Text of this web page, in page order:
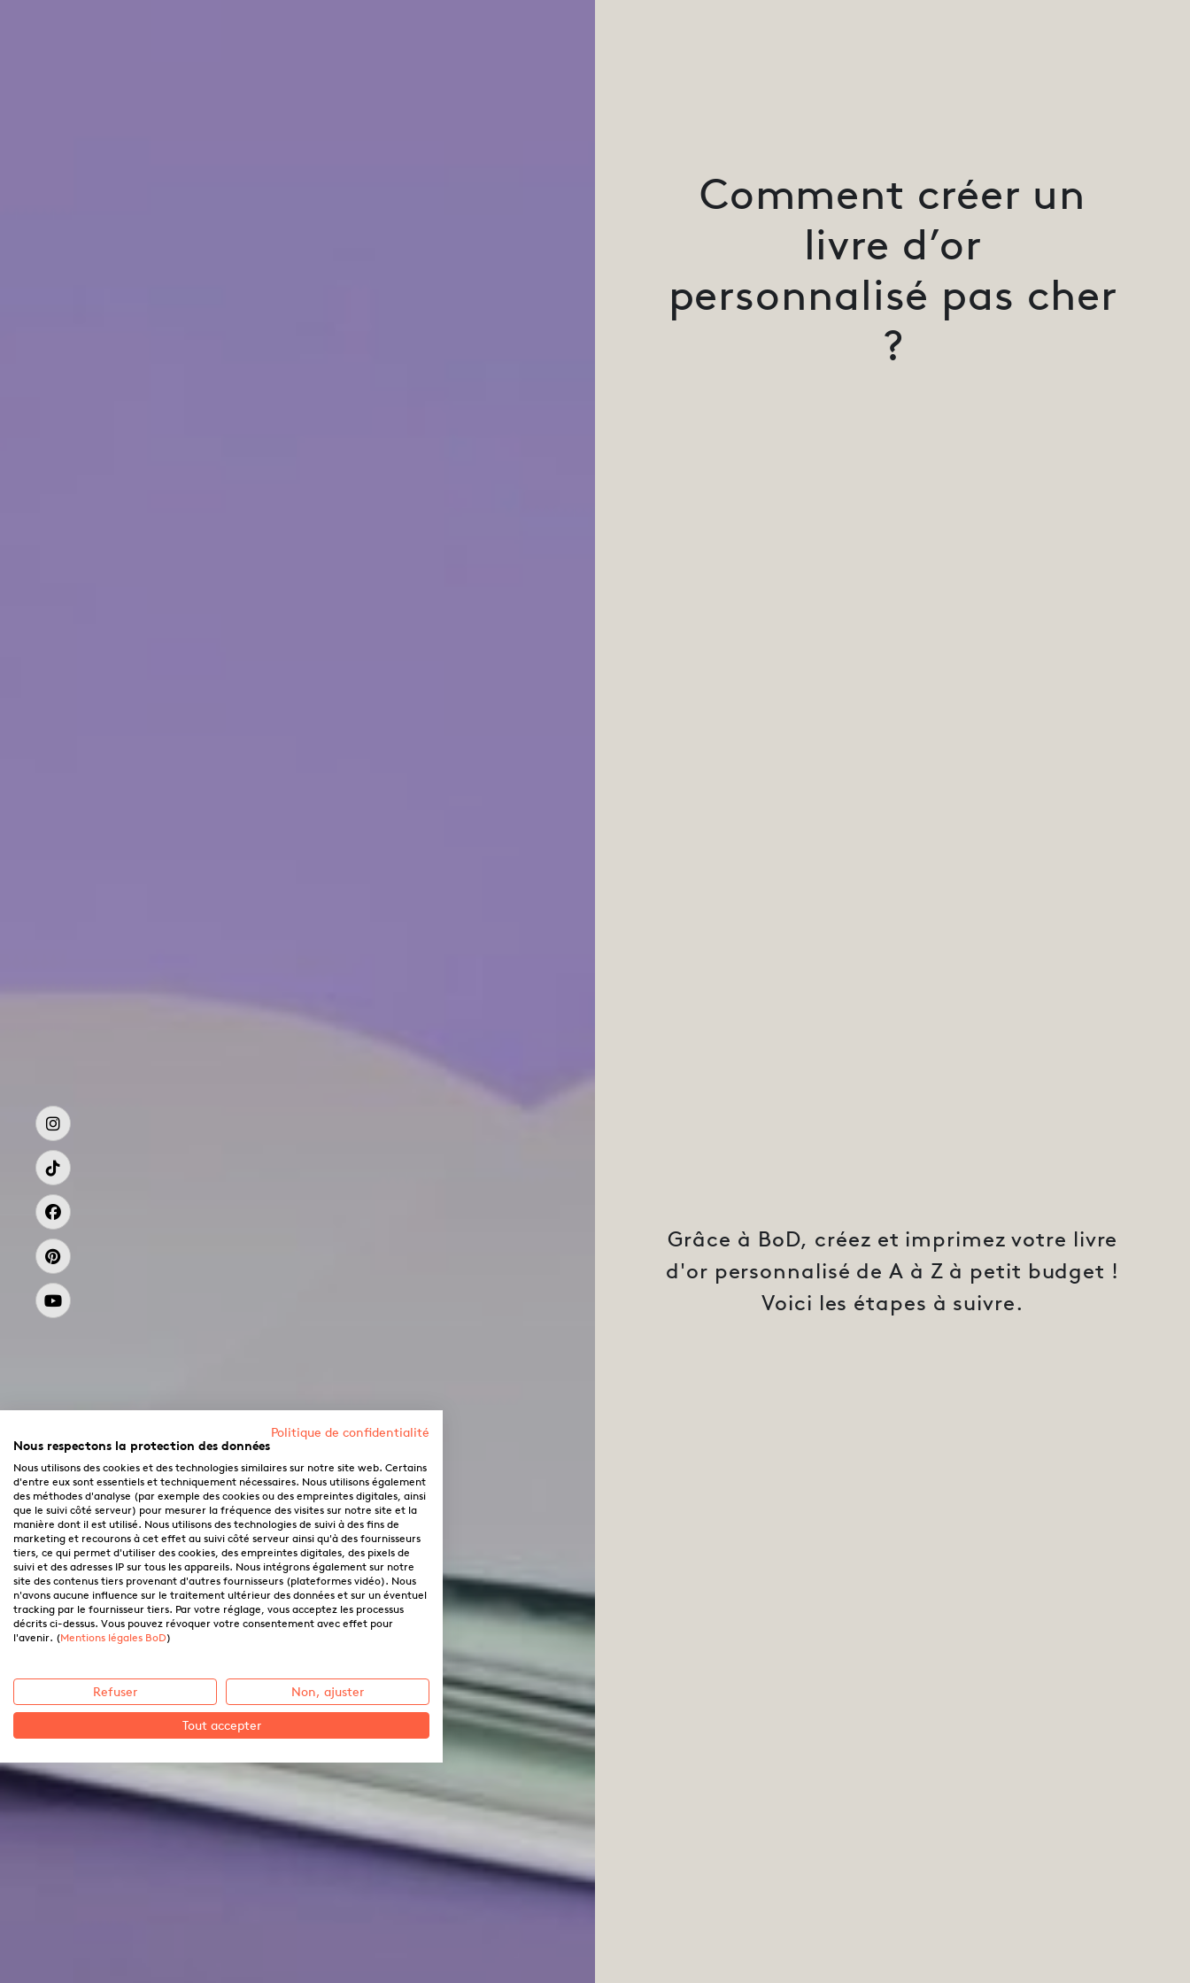
Comment créer un
livre d’or
personnalisé pas cher
?
Grâce à BoD, créez et imprimez votre livre
d'or personnalisé de A à Z à petit budget !
Voici les étapes à suivre.
Politique de confidentialité
Nous respectons la protection des données
Nous utilisons des cookies et des technologies similaires sur notre site web. Certains
d'entre eux sont essentiels et techniquement nécessaires. Nous utilisons également
des méthodes d'analyse (par exemple des cookies ou des empreintes digitales, ainsi
que le suivi côté serveur) pour mesurer la fréquence des visites sur notre site et la
manière dont il est utilisé. Nous utilisons des technologies de suivi à des fins de
marketing et recourons à cet effet au suivi côté serveur ainsi qu'à des fournisseurs
tiers, ce qui permet d'utiliser des cookies, des empreintes digitales, des pixels de
suivi et des adresses IP sur tous les appareils. Nous intégrons également sur notre
site des contenus tiers provenant d'autres fournisseurs (plateformes vidéo). Nous
n'avons aucune influence sur le traitement ultérieur des données et sur un éventuel
tracking par le fournisseur tiers. Par votre réglage, vous acceptez les processus
décrits ci-dessus. Vous pouvez révoquer votre consentement avec effet pour
l'avenir. (Mentions légales BoD)
Refuser Non, ajuster
Tout accepter